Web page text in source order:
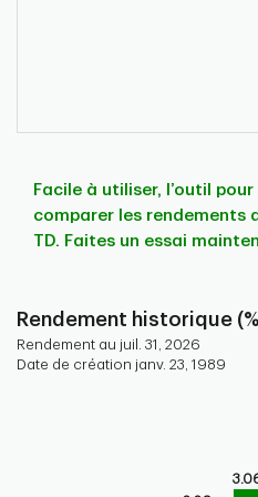
Facile à utiliser, l’outil
comparer les rendements
TD. Faites un essai
Rendement historique
Rendement au juil. 31, 2026
Date de création janv. 23, 1989
Bar chart for historical
The chart has 1 X axis